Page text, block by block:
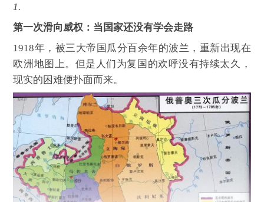
1.
第一次滑向威权：当国家还没有学会走路
1918年，被三大帝国瓜分百余年的波兰，重新出现在
欧洲地图上。但是人们为复国的欢呼没有持续太久，
现实的困难便扑面而来。